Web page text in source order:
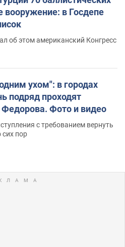
вооружение: в Госдепе
об этом американский Конгресс
ухом": в городах
подряд проходят
Фото и видео
с требованием вернуть
пор